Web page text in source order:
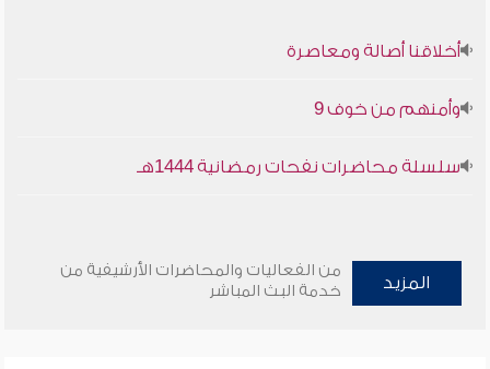
أخلاقنا أصالة ومعاصرة
وأمنهم من خوف 9
سلسلة محاضرات نفحات رمضانية 1444هـ
المزيد
من الفعاليات والمحاضرات الأرشيفية من
خدمة البث المباشر